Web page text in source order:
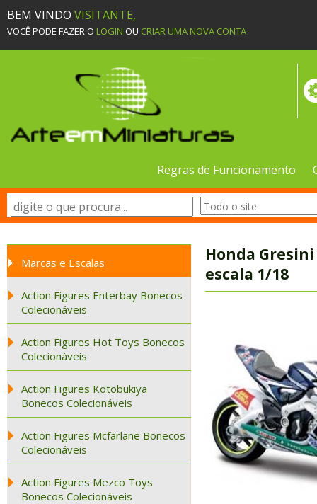
BEM VINDO VISITANTE,
VOCÊ PODE FAZER O LOGIN OU CRIAR UMA NOVA CONTA
Regras de Funcionamento
Marcas e Escalas
Action Figures Enterbay Bonecos
Colecionáveis
Action Figures Hot Toys Bonecos
Colecionáveis
Action Figures Kotobukiya
Bonecos Colecionáveis
Action Figures Mcfarlane Bonecos
Colecionáveis
Action Figures Mezco Toys
Bonecos Colecionáveis
Honda
escala 1/18